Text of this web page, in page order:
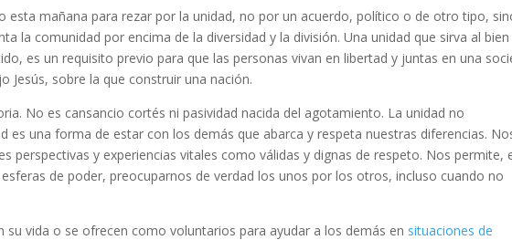
esta mañana para rezar por la unidad, no por un acuerdo, político o de otro tipo,
la comunidad por encima de la diversidad y la división. Una unidad que sirva al bien
es un requisito previo para que las personas vivan en libertad y juntas en una
Jesús, sobre la que construir una nación.
No es cansancio cortés ni pasividad nacida del agotamiento. La unidad no
es una forma de estar con los demás que abarca y respeta nuestras diferencias.
perspectivas y experiencias vitales como válidas y dignas de respeto. Nos permite,
de poder, preocuparnos de verdad los unos por los otros, incluso cuando no
su vida o se ofrecen como voluntarios para ayudar a los demás en situaciones de